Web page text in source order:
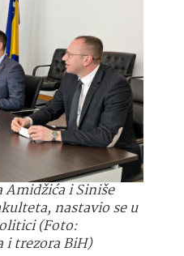
i Siniše
nastavio se u
(Foto:
trezora BiH)